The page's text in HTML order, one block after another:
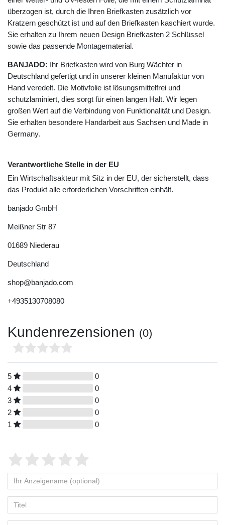
überzogen ist, durch die Ihren Briefkasten zusätzlich vor
Kratzern geschützt ist und auf den Briefkasten kaschiert wurde.
Sie erhalten zu Ihrem neuen Design Briefkasten 2 Schlüssel
sowie das passende Montagematerial.
BANJADO: Ihr Briefkasten wird von Burg Wächter in
Deutschland gefertigt und in unserer kleinen Manufaktur von
Hand veredelt. Die Motivfolie ist lösungsmittelfrei und
schutzlaminiert, dies sorgt für einen langen Halt. Wir legen
großen Wert auf die Verbindung von Funktionalität und Design.
Sie erhalten besondere Handarbeit aus Sachsen und Made in
Germany.
Verantwortliche Stelle in der EU
Ein Wirtschaftsakteur mit Sitz in der EU, der sicherstellt, dass
das Produkt alle erforderlichen Vorschriften einhält.
banjado GmbH
Meißner Str 87
01689 Niederau
Deutschland
shop@banjado.com
+4935130708080
Kundenrezensionen (0)
5
0
4
0
3
0
2
0
1
0